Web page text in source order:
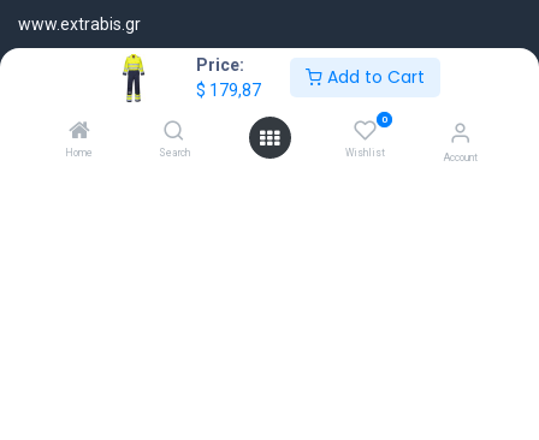
Price:
$ 179,87
Add to Cart
Home Search
0
Wishlist Account
www.extrabis.gr
+30 210 7000 777
gr@extrabis.com